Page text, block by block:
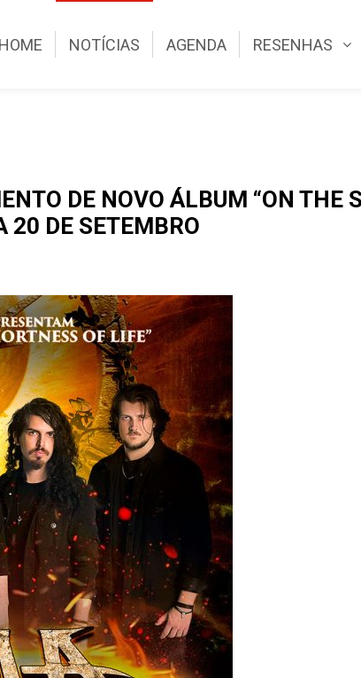
HOME NOTÍCIAS AGENDA RESENHAS
DE NOVO ÁLBUM “ON THE
20 DE SETEMBRO